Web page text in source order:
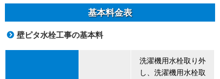
基本料金表
壁ピタ水栓工事の基本料
洗濯機用水栓取り外
し、洗濯機用水栓取